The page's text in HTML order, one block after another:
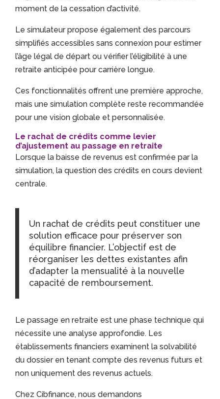
moment de la cessation d’activité.
Le simulateur propose également des parcours
simplifiés accessibles sans connexion pour estimer
l’âge légal de départ ou vérifier l’éligibilité à une
retraite anticipée pour carrière longue.
Ces fonctionnalités offrent une première approche,
mais une simulation complète reste recommandée
pour une vision globale et personnalisée.
Le rachat de crédits comme levier
d’ajustement au passage en retraite
Lorsque la baisse de revenus est confirmée par la
simulation, la question des crédits en cours devient
centrale.
Un rachat de crédits peut constituer une
solution efficace pour préserver son
équilibre financier. L’objectif est de
réorganiser les dettes existantes afin
d’adapter la mensualité à la nouvelle
capacité de remboursement.
Le passage en retraite est une phase technique qui
nécessite une analyse approfondie. Les
établissements financiers examinent la solvabilité
du dossier en tenant compte des revenus futurs et
non uniquement des revenus actuels.
Chez Cibfinance, nous demandons